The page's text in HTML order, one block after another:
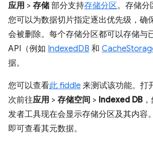
应用 > 存储 部分支持存储分区。存储分
您可以为数据切片指定逐出优先级，确
会被删除。每个存储分区都可以存储与
API（例如 IndexedDB 和
据。
您可以查看此 fiddle 来测试该功能。打
次前往应用 > 存储空间 > Indexed DB
发者工具现在会显示存储分区及其内容
即可查看其元数据。